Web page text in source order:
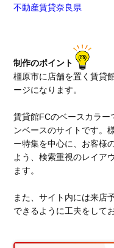
不動産賃貸奈良県
制作のポイント
橿原市に店舗を置く賃貸
ージになります。
賃貸館FCのベースカラー
ンベースのサイトです。
ー特集を中心に、お客様
よう、検索重視のレイア
ます。
また、サイト内には来店
できるように工夫をして